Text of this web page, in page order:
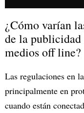
¿Cómo varían
de la
medios off line?
Las regulaciones en
principalmente en
cuando están